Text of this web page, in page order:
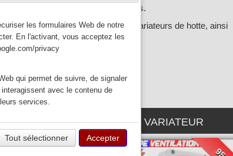
les restaurants sur Rhône Alpes.
caisson, Moteur tourelle, les variateurs de hotte, ainsi
(Hors DOM-TOM)
pièce.
TOURELLE VARIATEUR
les formulaires Web de notre
En l'activant, vous acceptez les
privacy
qui permet de suivre, de signaler
avec le contenu de
services.
Tout sélectionner Accepter